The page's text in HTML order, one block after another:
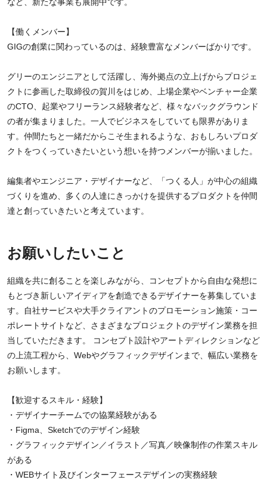
【働くメンバー】
GIGの創業に関わっているのは、経験豊富なメンバーばかりです。
グリーのエンジニアとして活躍し、海外拠点の立上げからプロジェ
クトに参画した取締役の賀川をはじめ、上場企業やベンチャー企業
のCTO、起業やフリーランス経験者など、様々なバックグラウンド
の者が集まりました。一人でビジネスをしていても限界がありま
す。仲間たちと一緒だからこそ生まれるような、おもしろいプロダ
クトをつくっていきたいという想いを持つメンバーが揃いました。
編集者やエンジニア・デザイナーなど、「つくる人」が中心の組織
づくりを進め、多くの人達にきっかけを提供するプロダクトを仲間
達と創っていきたいと考えています。
お願いしたいこと
組織を共に創ることを楽しみながら、コンセプトから自由な発想に
もとづき新しいアイディアを創造できるデザイナーを募集していま
す。自社サービスや大手クライアントのプロモーション施策・コー
ポレートサイトなど、さまざまなプロジェクトのデザイン業務を担
当していただきます。 コンセプト設計やアートディレクションなど
の上流工程から、Webやグラフィックデザインまで、幅広い業務を
お願いします。
【歓迎するスキル・経験】
・デザイナーチームでの協業経験がある
・Figma、Sketchでのデザイン経験
・グラフィックデザイン／イラスト／写真／映像制作の作業スキル
がある
・WEBサイト及びインターフェースデザインの実務経験